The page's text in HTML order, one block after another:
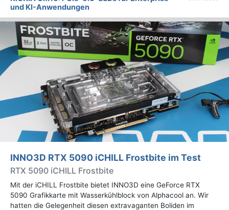
und KI-Anwendungen
INNO3D RTX 5090 iCHILL Frostbite im Test
RTX 5090 iCHILL Frostbite
Mit der iCHILL Frostbite bietet INNO3D eine GeForce RTX
5090 Grafikkarte mit Wasserkühlblock von Alphacool an. Wir
hatten die Gelegenheit diesen extravaganten Boliden im